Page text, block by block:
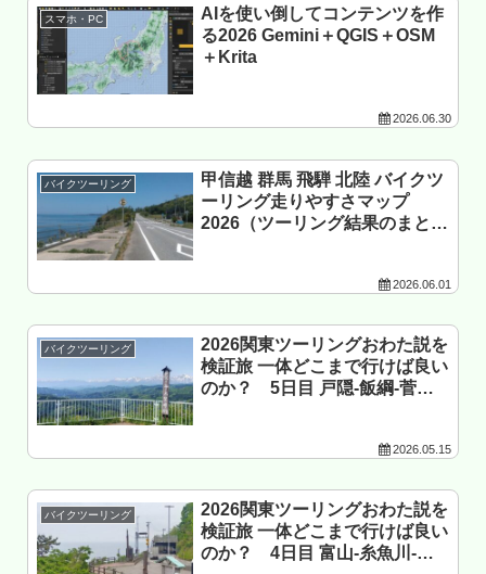
スマホ・PC
AIを使い倒してコンテンツを作
る2026 Gemini＋QGIS＋OSM
＋Krita
2026.06.30
バイクツーリング
甲信越 群馬 飛騨 北陸 バイクツ
ーリング走りやすさマップ
2026（ツーリング結果のまと
2026.06.01
バイクツーリング
2026関東ツーリングおわた説を
検証旅 一体どこまで行けば良い
のか？ 5日目 戸隠-飯綱-菅平-
2026.05.15
バイクツーリング
2026関東ツーリングおわた説を
検証旅 一体どこまで行けば良い
のか？ 4日目 富山-糸魚川-白